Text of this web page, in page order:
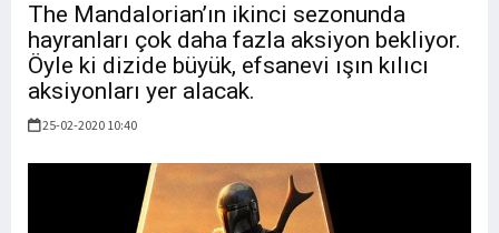
The Mandalorian’ın ikinci sezonunda
hayranları çok daha fazla aksiyon bekliyor.
Öyle ki dizide büyük, efsanevi ışın kılıcı
aksiyonları yer alacak.
25-02-2020 10:40